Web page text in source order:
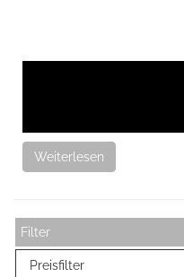
Weiterlesen
Filter
Preisfilter